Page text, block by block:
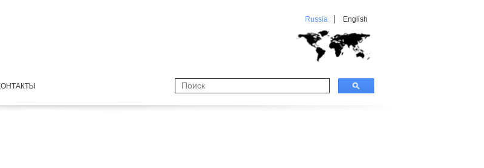
Russia English